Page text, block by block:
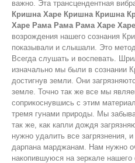
важно. Эта трансцендентная
Кришна Харе Кришна Кришна
Харе Рама Рама Рама Харе Харе
возрождения нашего сознания
показывали и слышали. Это
Всегда слушать и воспевать.
изначально мы были в сознании
достигнув земли. Они
земле. Точно так же все мы
соприкоснувшись с этим
тремя гунами природы. Мы
так же, как капли дождя
нужно удалить все загрязнения,
дарпана марджанам. Нам нужно
накопившуюся на зеркале